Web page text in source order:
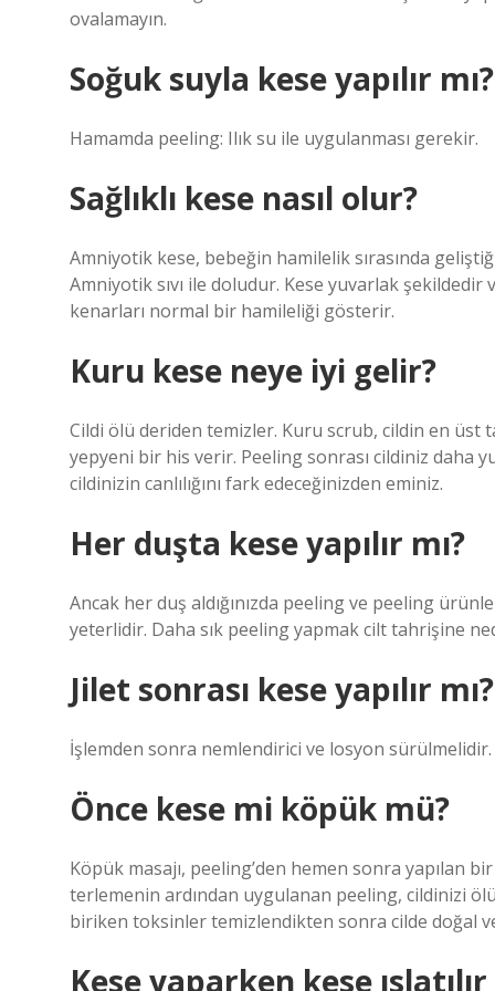
ovalamayın.
Soğuk suyla kese yapılır mı?
Hamamda peeling: Ilık su ile uygulanması gerekir.
Sağlıklı kese nasıl olur?
Amniyotik kese, bebeğin hamilelik sırasında
Amniyotik sıvı ile doludur. Kese yuvarlak
kenarları normal bir hamileliği gösterir.
Kuru kese neye iyi gelir?
Cildi ölü deriden temizler. Kuru scrub, cildin en üst
yepyeni bir his verir. Peeling sonrası cildiniz daha
cildinizin canlılığını fark edeceğinizden eminiz.
Her duşta kese yapılır mı?
Ancak her duş aldığınızda peeling ve peeling
yeterlidir. Daha sık peeling yapmak cilt tahrişine
Jilet sonrası kese yapılır mı?
İşlemden sonra nemlendirici ve losyon
Önce kese mi köpük mü?
Köpük masajı, peeling’den hemen sonra yapılan
terlemenin ardından uygulanan peeling, cildinizi
biriken toksinler temizlendikten sonra cilde doğal
Kese yaparken kese ıslatılır